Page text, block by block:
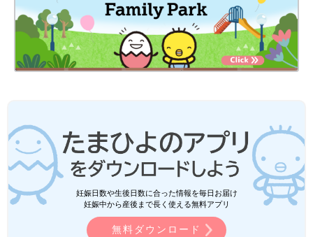
妊娠日数や生後日数に合った情報を毎日お届け
妊娠中から産後まで長く使える無料アプリ
無料ダウンロード